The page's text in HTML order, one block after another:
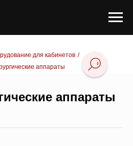
для кабинетов /
аппараты
аппараты